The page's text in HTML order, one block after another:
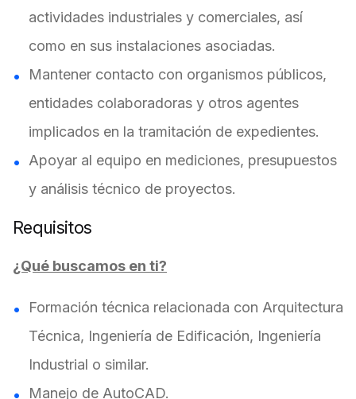
actividades industriales y comerciales, así
como en sus instalaciones asociadas.
Mantener contacto con organismos públicos,
entidades colaboradoras y otros agentes
implicados en la tramitación de expedientes.
Apoyar al equipo en mediciones, presupuestos
y análisis técnico de proyectos.
Requisitos
¿Qué buscamos en ti?
Formación técnica relacionada con Arquitectura
Técnica, Ingeniería de Edificación, Ingeniería
Industrial o similar.
Manejo de AutoCAD.